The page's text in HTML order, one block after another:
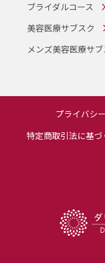
ブライダルコース
美容医療サブスク
メンズ美容医療サブ
プライバシ
特定商取引法に基